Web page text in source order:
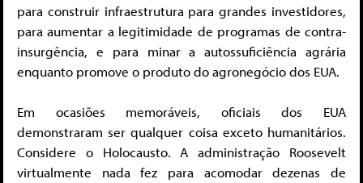
para construir infraestrutura para grandes investidores,
para aumentar a legitimidade de programas de contra-
insurgência, e para minar a autossuficiência agrária
enquanto promove o produto do agronegócio dos EUA.
Em ocasiões memoráveis, oficiais dos EUA
demonstraram ser qualquer coisa exceto humanitários.
Considere o Holocausto. A administração Roosevelt
virtualmente nada fez para acomodar dezenas de